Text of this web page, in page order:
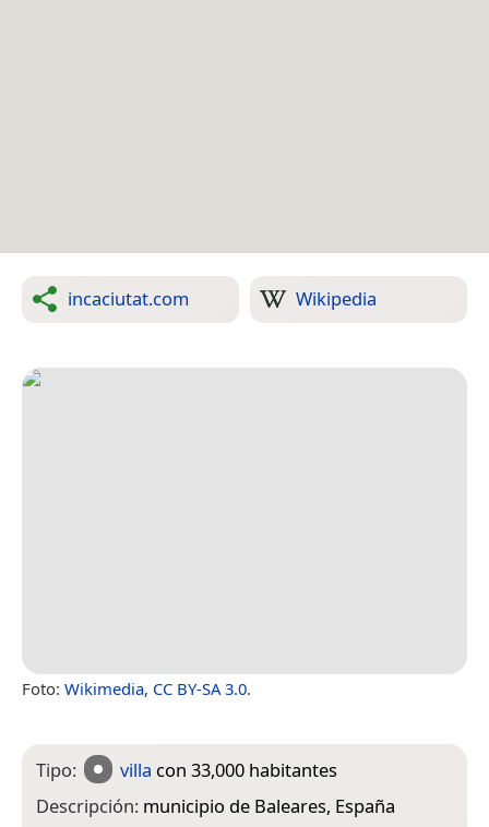
incaciutat.com Wikipedia
Foto: Wikimedia, CC BY-SA 3.0.
Tipo: villa con 33,000 habitantes
Descripción: municipio de Baleares, España